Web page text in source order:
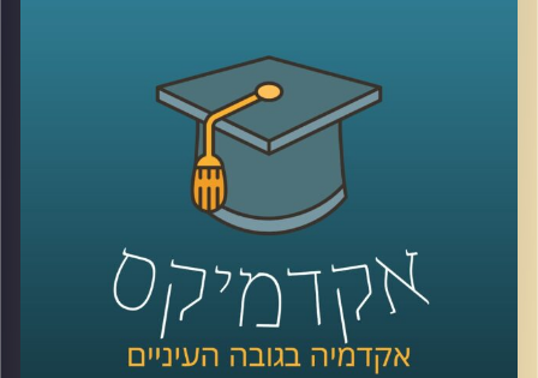
הישראלים ממשיכים לצרוך, לפעמים אפילו יותר. למה זה
קורה? אילו הטיות פסיכולוגיות גורמות לנו להוציא כסף גם
כשאנחנו יודעים שזה לא בהכרח הדבר הנכון? איך חברות
וממשלות מנצלות את זה לטובתן, ומה אנחנו יכולים לעשות כדי
להתנהל כלכלית בצורה חכמה יותר, במיוחד כשנדמה שהכל
אז כדי לדבר על כל אלו ויותר הצטרפה אלינו פרופ׳ מורן אופיר,
חברת סגל בבית הספר הארי רדזינר למשפטים באוניברסיטת
קרדיט תמונות:AudioVersity